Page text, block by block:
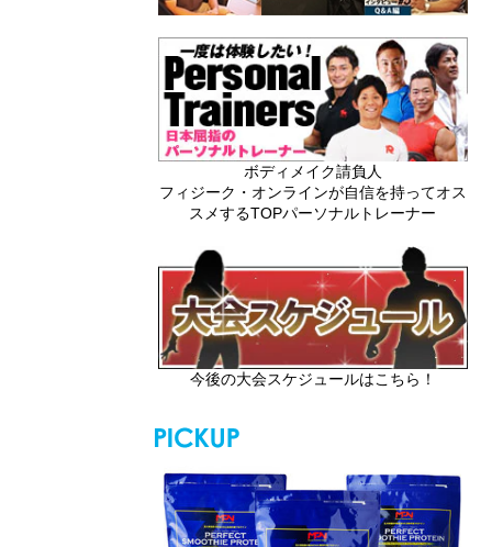
ボディメイク請負人
フィジーク・オンラインが自信を持ってオス
スメするTOPパーソナルトレーナー
今後の大会スケジュールはこちら！